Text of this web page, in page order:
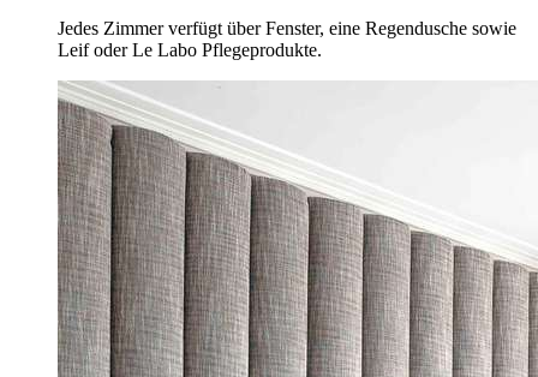
Jedes Zimmer verfügt über Fenster, eine Regendusche sowie
Leif oder Le Labo Pflegeprodukte.